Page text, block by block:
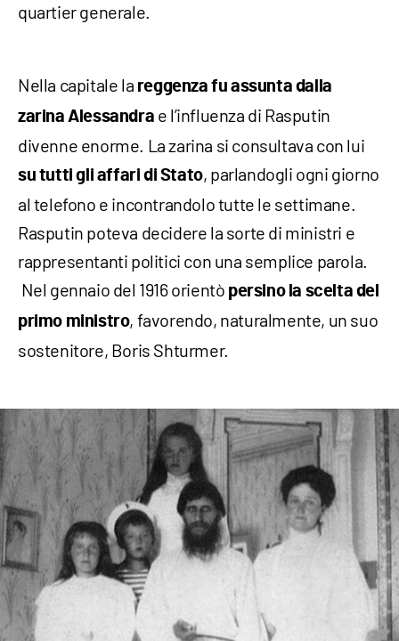
quartier generale.
Nella capitale la reggenza fu assunta dalla
zarina Alessandra e l’influenza di Rasputin
divenne enorme. La zarina si consultava con lui
su tutti gli affari di Stato, parlandogli ogni giorno
al telefono e incontrandolo tutte le settimane.
Rasputin poteva decidere la sorte di ministri e
rappresentanti politici con una semplice parola.
Nel gennaio del 1916 orientò persino la scelta del
primo ministro, favorendo, naturalmente, un suo
sostenitore, Boris Shturmer.